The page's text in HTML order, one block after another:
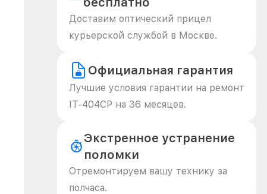
Доставим оптический прицел
курьерской службой в Москве.
Официальная гарантия
Лучшие условия гарантии на ремонт
IT-404CP на 36 месяцев.
Экстренное устранение
поломки
Отремонтируем вашу технику за
полчаса.